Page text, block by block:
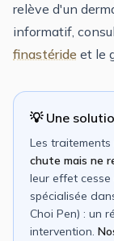
relève d'un
informatif,
finastéride et le
💡 Une
Les traitements
chute mais ne
leur effet
spécialisée
Choi Pen) : un
intervention.